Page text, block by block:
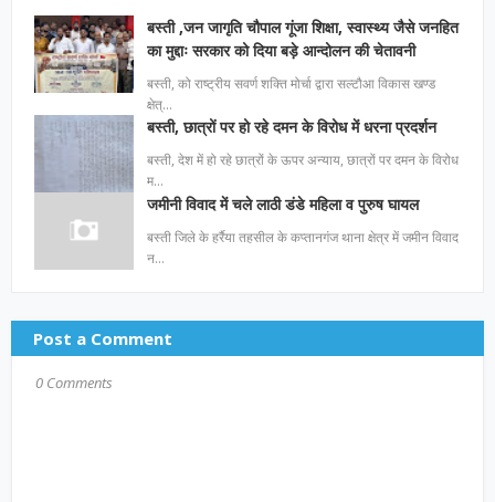
बस्ती ,जन जागृति चौपाल गूंजा शिक्षा, स्वास्थ्य जैसे जनहित
का मुद्दाः सरकार को दिया बड़े आन्दोलन की चेतावनी
बस्ती, को राष्ट्रीय सवर्ण शक्ति मोर्चा द्वारा सल्टौआ विकास खण्ड
क्षेत्…
बस्ती, छात्रों पर हो रहे दमन के विरोध में धरना प्रदर्शन
बस्ती, देश में हो रहे छात्रों के ऊपर अन्याय, छात्रों पर दमन के विरोध
म…
जमीनी विवाद में चले लाठी डंडे महिला व पुरुष घायल
बस्ती जिले के हर्रैया तहसील के कप्तानगंज थाना क्षेत्र में जमीन विवाद
न…
Post a Comment
0 Comments